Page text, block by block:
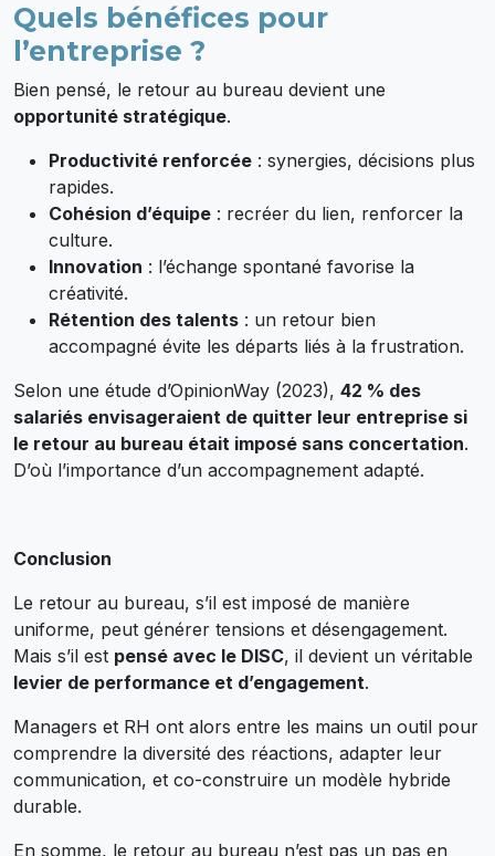
Quels bénéfices pour
l’entreprise ?
Bien pensé, le retour au bureau devient une
opportunité stratégique.
Productivité renforcée : synergies, décisions plus
rapides.
Cohésion d’équipe : recréer du lien, renforcer la
culture.
Innovation : l’échange spontané favorise la
créativité.
Rétention des talents : un retour bien
accompagné évite les départs liés à la frustration.
Selon une étude d’OpinionWay (2023), 42 % des
salariés envisageraient de quitter leur entreprise si
le retour au bureau était imposé sans concertation.
D’où l’importance d’un accompagnement adapté.
Conclusion
Le retour au bureau, s’il est imposé de manière
uniforme, peut générer tensions et désengagement.
Mais s’il est pensé avec le DISC, il devient un véritable
levier de performance et d’engagement.
Managers et RH ont alors entre les mains un outil pour
comprendre la diversité des réactions, adapter leur
communication, et co-construire un modèle hybride
durable.
En somme, le retour au bureau n’est pas un pas en